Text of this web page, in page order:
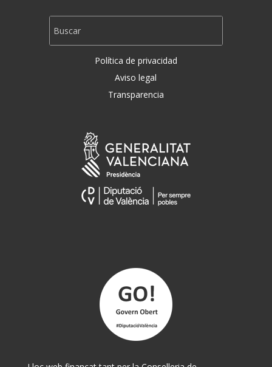
Política de privacidad
Aviso legal
Transparencia